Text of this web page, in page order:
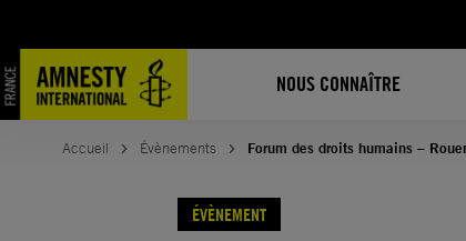
NOUS CONNAÎTRE
Accueil Évènements Forum des droits humains –
ÉVÈNEMENT